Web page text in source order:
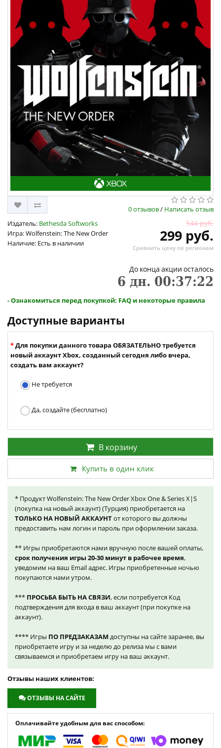
0 отзывов/ Написать отзыв
Издатель: Bethesda Softworks
Игра: Wolfenstein: The New Order
Наличие: Есть в наличии
544 руб.
299 руб.
Сравнить цену по регионам
До конца акции осталось
6 дн. 00:37:21
- Ознакомиться перед покупкой: FAQ и некоторые правила
Доступные варианты
Для покупки данного товара ОБЯЗАТЕЛЬНО требуется
новый аккаунт Xbox, созданный сегодня либо вчера,
создать вам аккаунт?
Не требуется
Да, создайте (бесплатно)
В корзину
Купить в один клик
* Продукт Wolfenstein: The New Order Xbox One & Series X|S
(покупка на новый аккаунт) (Турция) приобретается на
ТОЛЬКО НА НОВЫЙ АККАУНТот которого вы должны
предоставить нам логин и пароль при оформлении заказа.
** Игры приобретаются нами вручную после вашей оплаты,
срок получения игры 20-30 минут в рабочее время,
уведомим на ваш Email адрес. Игры приобретенные ночью
покупаются нами утром.
*** ПРОСЬБА БЫТЬ НА СВЯЗИ, если потребуется Код
подтверждения для входа в ваш аккаунт (при покупке на
аккаунт).
**** Игры ПО ПРЕДЗАКАЗАМ доступны на сайте заранее, вы
приобретаете игру и за неделю до релиза мы с вами
связываемся и приобретаем игру на ваш аккаунт.
Отзывы наших клиентов:
ОТЗЫВЫ НА САЙТЕ
Оплачивайте удобным для вас способом: